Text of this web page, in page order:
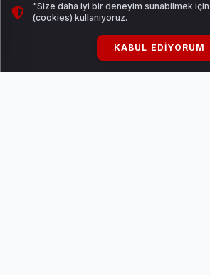
Anadolu’muz da bu vizyonun en
biri olmuştur” dedi.
"Size daha iyi bir deneyim sunabilmek
(cookies) kullanıyoruz.
KABUL EDIYORUM